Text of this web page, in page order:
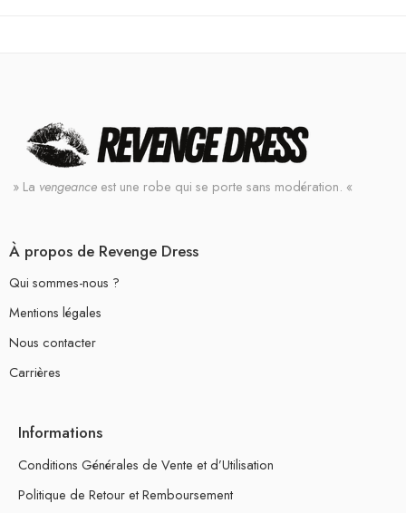
» La vengeance est une robe qui se porte sans modération. «
À propos de Revenge Dress
Qui sommes-nous ?
Mentions légales
Nous contacter
Carrières
Informations
Conditions Générales de Vente et d’Utilisation
Politique de Retour et Remboursement